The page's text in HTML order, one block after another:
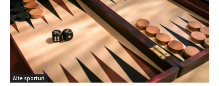
Alte sporturi